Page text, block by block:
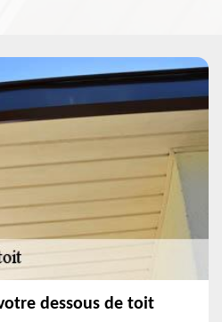
dessous de toit